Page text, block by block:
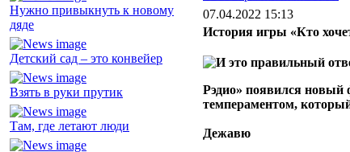
Нужно привыкнуть к новому
дяде
Детский сад – это конвейер
Взять в руки прутик
Там, где летают люди
07.04.2022 15:13
История игры «Кто
Рэдио» появился
темпераментом,
Дежавю